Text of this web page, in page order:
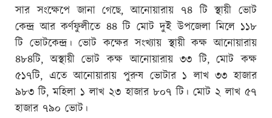
সার সংক্ষেপে জানা গেছে, আনোয়ারায় ৭৪ টি স্থায়ী ভোট
কেন্দ্র আর কর্ণফুলীতে ৪৪ টি মোট দুই উপজেলা মিলে ১১৮
টি ভোটকেন্দ্র। ভোট কক্ষের সংখ্যায় স্থায়ী কক্ষ আনোয়ারায়
৪৮৪টি, অস্থায়ী ভোট কক্ষ আনোয়ারায় ৩৩ টি, মোট কক্ষ
৫১৭টি, এতে আনোয়ারায় পুরুষ ভোটার ১ লাখ ৩৩ হাজার
৯৮৩ টি, মহিলা ১ লাখ ২৩ হাজার ৮০৭ টি। মোট ২ লাখ ৫৭
হাজার ৭৯০ ভোট।